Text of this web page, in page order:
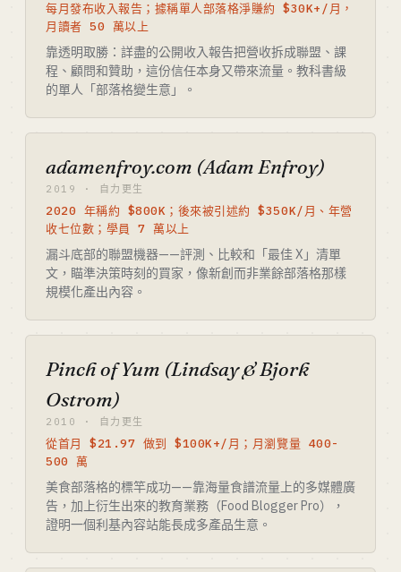
每月發布收入報告；據稱單人部落格淨賺約 $30K+/月，
月讀者 50 萬以上
靠透明取勝：詳盡的公開收入報告把營收拆成聯盟、課
程、顧問和贊助，這份信任本身又帶來流量。教科書級
的單人「部落格變生意」。
adamenfroy.com (Adam Enfroy)
2019 · 自力更生
2020 年稱約 $800K；後來被引述約 $350K/月、年營
收七位數；學員 7 萬以上
漏斗底部的聯盟機器——評測、比較和「最佳 X」清單
文，瞄準決策時刻的買家，像新創而非業餘部落格那樣
規模化產出內容。
Pinch of Yum (Lindsay & Bjork
Ostrom)
2010 · 自力更生
從首月 $21.97 做到 $100K+/月；月瀏覽量 400-
500 萬
美食部落格的標竿成功——靠海量食譜流量上的多媒體廣
告，加上衍生出來的教育業務（Food Blogger Pro），
證明一個利基內容站能長成多產品生意。